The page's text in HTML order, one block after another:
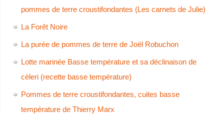
pommes de terre croustifondantes (Les carnets de Julie)
La Forêt Noire
La purée de pommes de terre de Joël Robuchon
Lotte marinée Basse température et sa déclinaison de
cèleri (recette basse température)
Pommes de terre croustifondantes, cuites basse
température de Thierry Marx